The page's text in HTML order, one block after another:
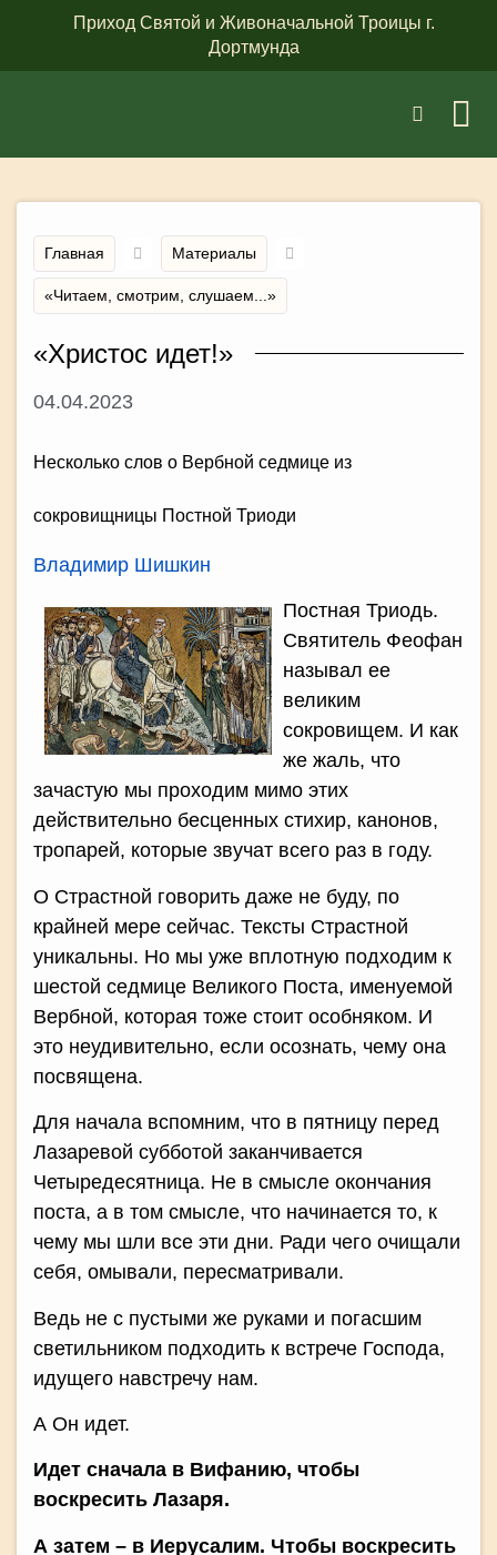
Приход Святой и Живоначальной Троицы г.
Дортмунда
Главная Материалы
«Читаем, смотрим, слушаем...»
«Христос идет!»
04.04.2023
Несколько слов о Вербной седмице из
сокровищницы Постной Триоди
Владимир Шишкин
Постная Триодь.
Святитель Феофан
называл ее
великим
сокровищем. И как
же жаль, что
зачастую мы проходим мимо этих
действительно бесценных стихир, канонов,
тропарей, которые звучат всего раз в году.
О Страстной говорить даже не буду, по
крайней мере сейчас. Тексты Страстной
уникальны. Но мы уже вплотную подходим к
шестой седмице Великого Поста, именуемой
Вербной, которая тоже стоит особняком. И
это неудивительно, если осознать, чему она
посвящена.
Для начала вспомним, что в пятницу перед
Лазаревой субботой заканчивается
Четыредесятница. Не в смысле окончания
поста, а в том смысле, что начинается то, к
чему мы шли все эти дни. Ради чего очищали
себя, омывали, пересматривали.
Ведь не с пустыми же руками и погасшим
светильником подходить к встрече Господа,
идущего навстречу нам.
А Он идет.
Идет сначала в Вифанию, чтобы
воскресить Лазаря.
А затем – в Иерусалим. Чтобы воскресить